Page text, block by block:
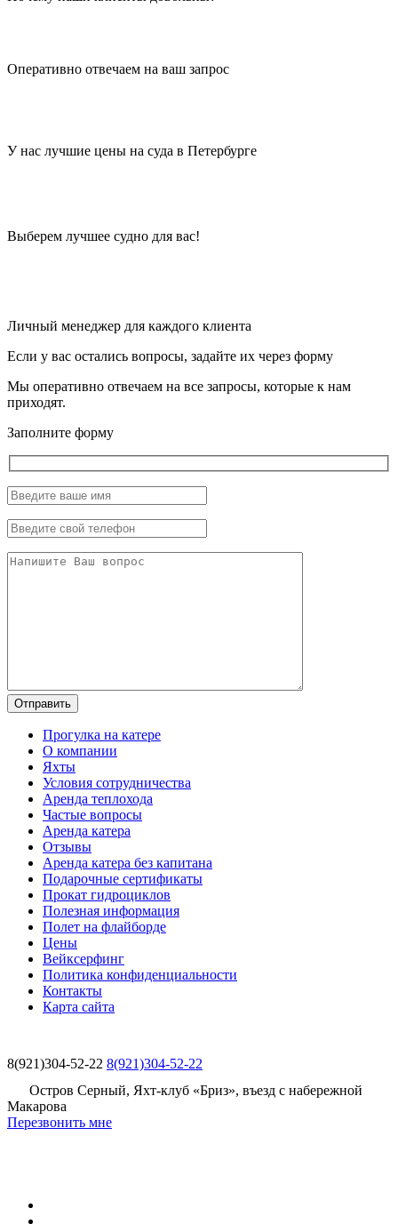
Оперативно отвечаем на ваш запрос
У нас лучшие цены на суда в Петербурге
Выберем лучшее судно для вас!
Личный менеджер для каждого клиента
Если у вас остались вопросы, задайте их через форму
Мы оперативно отвечаем на все запросы, которые к нам
приходят.
Заполните форму
Прогулка на катере
О компании
Яхты
Условия сотрудничества
Аренда теплохода
Частые вопросы
Аренда катера
Отзывы
Аренда катера без капитана
Подарочные сертификаты
Прокат гидроциклов
Полезная информация
Полет на флайборде
Цены
Вейксерфинг
Политика конфиденциальности
Контакты
Карта сайта
8(921)304-52-22 8(921)304-52-22
Остров Серный, Яхт-клуб «Бриз», въезд с набережной
Макарова
Перезвонить мне